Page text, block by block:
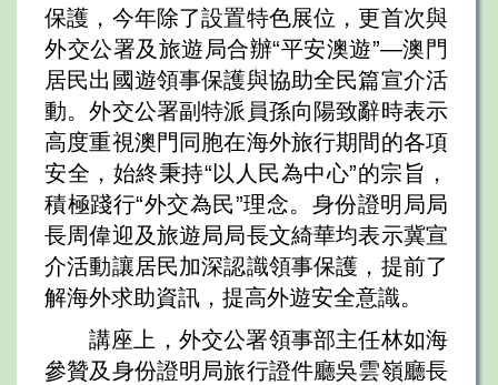
保護，今年除了設置特色展位，更首次與
外交公署及旅遊局合辦“平安澳遊”—澳門
居民出國遊領事保護與協助全民篇宣介活
動。外交公署副特派員孫向陽致辭時表示
高度重視澳門同胞在海外旅行期間的各項
安全，始終秉持“以人民為中心”的宗旨，
積極踐行“外交為民”理念。身份證明局局
長周偉迎及旅遊局局長文綺華均表示冀宣
介活動讓居民加深認識領事保護，提前了
解海外求助資訊，提高外遊安全意識。
講座上，外交公署領事部主任林如海
參贊及身份證明局旅行證件廳吳雲嶺廳長